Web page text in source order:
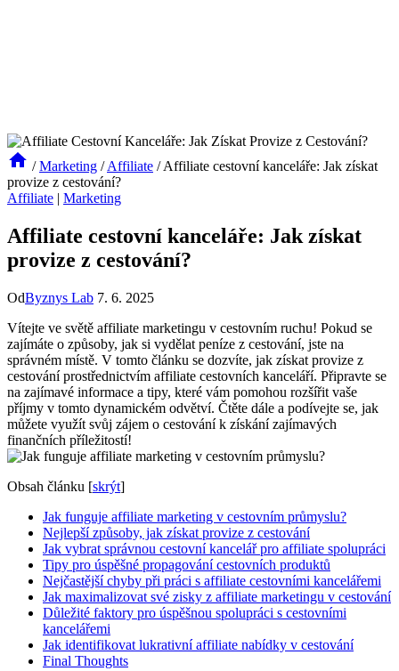
/ Marketing / Affiliate / Affiliate cestovní kanceláře: Jak získat
provize z cestování?
Affiliate | Marketing
Affiliate cestovní kanceláře: Jak získat
provize z cestování?
OdByznys Lab 7. 6. 2025
Vítejte ve světě affiliate marketingu v cestovním ruchu! Pokud se
zajímáte o způsoby, jak si vydělat peníze z cestování, jste na
správném místě. V tomto článku se dozvíte, jak získat provize z
cestování prostřednictvím affiliate cestovních kanceláří. Připravte se
na zajímavé informace a tipy, které vám pomohou rozšířit vaše
příjmy v tomto dynamickém odvětví. Čtěte dále a podívejte se, jak
můžete využít svůj zájem o cestování k získání zajímavých
finančních příležitostí!
Obsah článku [skrýt]
Jak funguje affiliate marketing v cestovním průmyslu?
Nejlepší způsoby, jak získat provize z cestování
Jak vybrat správnou cestovní kancelář pro affiliate spolupráci
Tipy pro úspěšné propagování cestovních produktů
Nejčastější chyby při práci s affiliate cestovními kancelářemi
Jak maximalizovat své zisky z affiliate marketingu v cestování
Důležité faktory pro úspěšnou spolupráci s cestovními
kancelářemi
Jak identifikovat lukrativní affiliate nabídky v cestování
Final Thoughts